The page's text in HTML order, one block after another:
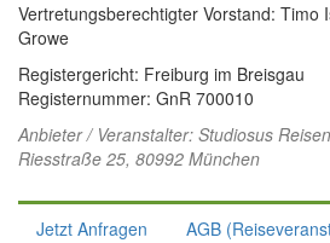
Vertretungsberechtigter Vorstand: Timo
Growe
Registergericht: Freiburg im Breisgau
Registernummer: GnR 700010
Anbieter / Veranstalter: Studiosus
Riesstraße 25, 80992 München
Jetzt Anfragen AGB